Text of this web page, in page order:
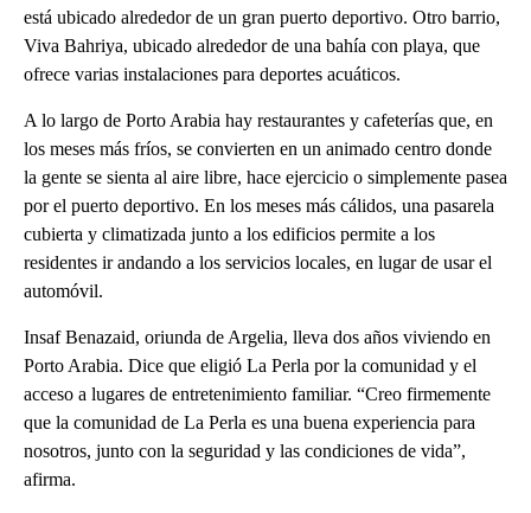
está ubicado alrededor de un gran puerto deportivo. Otro barrio,
Viva Bahriya, ubicado alrededor de una bahía con playa, que
ofrece varias instalaciones para deportes acuáticos.
A lo largo de Porto Arabia hay restaurantes y cafeterías que, en
los meses más fríos, se convierten en un animado centro donde
la gente se sienta al aire libre, hace ejercicio o simplemente pasea
por el puerto deportivo. En los meses más cálidos, una pasarela
cubierta y climatizada junto a los edificios permite a los
residentes ir andando a los servicios locales, en lugar de usar el
automóvil.
Insaf Benazaid, oriunda de Argelia, lleva dos años viviendo en
Porto Arabia. Dice que eligió La Perla por la comunidad y el
acceso a lugares de entretenimiento familiar. “Creo firmemente
que la comunidad de La Perla es una buena experiencia para
nosotros, junto con la seguridad y las condiciones de vida”,
afirma.